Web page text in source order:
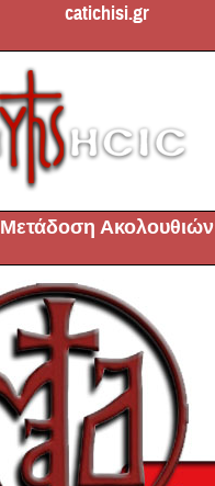
catichisi.gr
Μετάδοση Ακολουθιών